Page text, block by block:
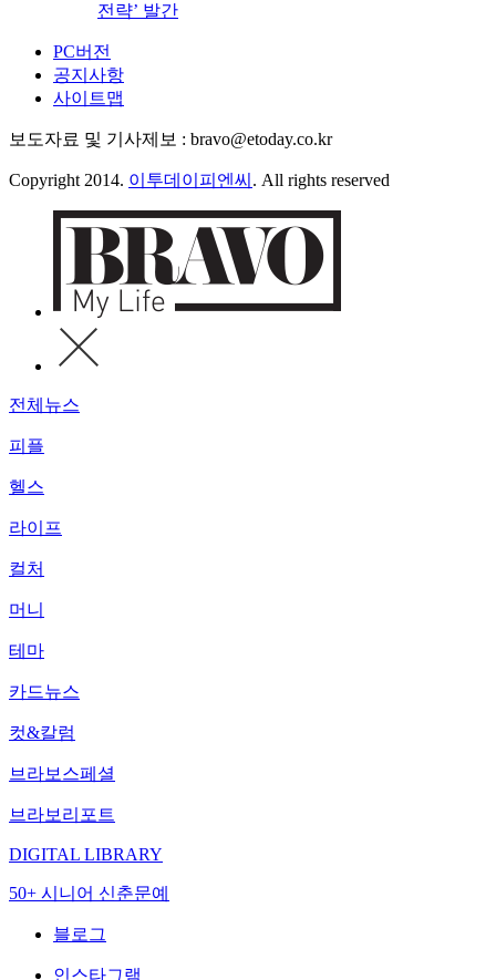
전략’ 발간
PC버전
공지사항
사이트맵
보도자료 및 기사제보 : bravo@etoday.co.kr
Copyright 2014. 이투데이피엔씨 . All rights reserved
전체뉴스
피플
헬스
라이프
컬처
머니
테마
카드뉴스
컷&칼럼
브라보스페셜
브라보리포트
DIGITAL LIBRARY
50+ 시니어 신춘문예
블로그
인스타그램